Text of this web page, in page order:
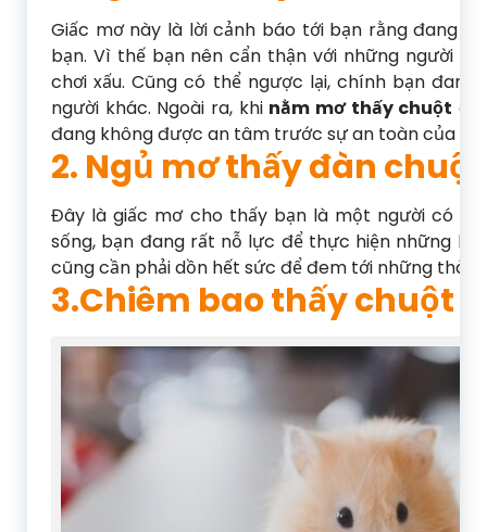
Giấc mơ này là lời cảnh báo tới bạn rằng đang
bạn. Vì thế bạn nên cẩn thận với những người
chơi xấu. Cũng có thể ngược lại, chính bạn
người khác. Ngoài ra, khi nằm mơ thấy chuột
đang không được an tâm trước sự an toàn của
2. Ngủ mơ thấy đàn
Đây là giấc mơ cho thấy bạn là một người có
sống, bạn đang rất nỗ lực để thực hiện những
cũng cần phải dồn hết sức để đem tới những
3.Chiêm bao thấy chuột